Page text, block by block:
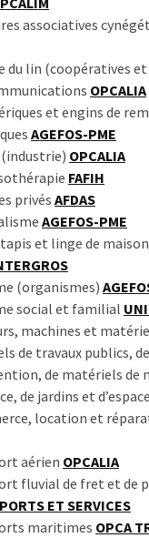
associatives
du lin (coopératives et
OPCALIA
et engins de
AGEFOS-PME
OPCALIA
FAFIH
privés AFDAS
AGEFOS-PME
et linge de
(organismes)
social et familial
machines et
de travaux publics,
de matériels de
de jardins et
location et
aérien OPCALIA
fluvial de fret et de
ET SERVICES
maritimes OPCA